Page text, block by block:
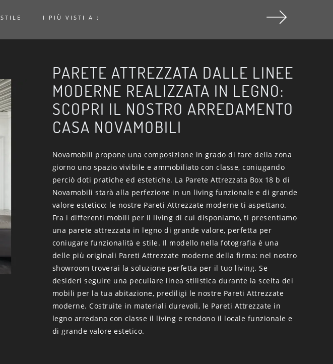
STILE I PIÙ VISTI A :
PARETE ATTREZZATA DALLE LINEE
MODERNE REALIZZATA IN LEGNO:
SCOPRI IL NOSTRO ARREDAMENTO
CASA NOVAMOBILI
Novamobili propone una composizione in grado di fare della zona
giorno uno spazio vivibile e ammobiliato con classe, coniugando
perciò doti pratiche ed estetiche. La Parete Attrezzata Box 18 b di
Novamobili starà alla perfezione in un living funzionale e di grande
valore estetico: le nostre Pareti Attrezzate moderne ti aspettano.
Fra i differenti mobili per il living di cui disponiamo, ti presentiamo
una parete attrezzata in legno di grande valore, perfetta per
coniugare funzionalità e stile. Il modello nella fotografia è una
delle più originali Pareti Attrezzate moderne della firma: nel nostro
showroom troverai la soluzione perfetta per il tuo living. Se
desideri seguire una peculiare linea stilistica durante la scelta dei
mobili per la tua abitazione, prediligi le nostre Pareti Attrezzate
moderne. Costruite in materiali durevoli, le Pareti Attrezzate in
legno arredano con classe il living e rendono il locale funzionale e
di grande valore estetico.